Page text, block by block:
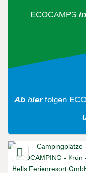
ECOCAMPS in
Ab hier folgen